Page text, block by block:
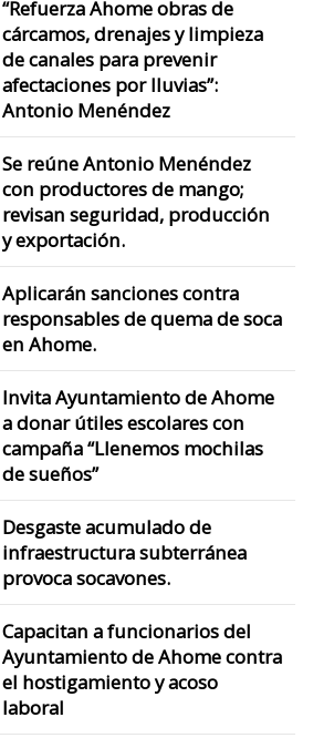
“Refuerza Ahome obras de
cárcamos, drenajes y limpieza
de canales para prevenir
afectaciones por lluvias”:
Antonio Menéndez
Se reúne Antonio Menéndez
con productores de mango;
revisan seguridad, producción
y exportación.
Aplicarán sanciones contra
responsables de quema de soca
en Ahome.
Invita Ayuntamiento de Ahome
a donar útiles escolares con
campaña “Llenemos mochilas
de sueños”
Desgaste acumulado de
infraestructura subterránea
provoca socavones.
Capacitan a funcionarios del
Ayuntamiento de Ahome contra
el hostigamiento y acoso
laboral